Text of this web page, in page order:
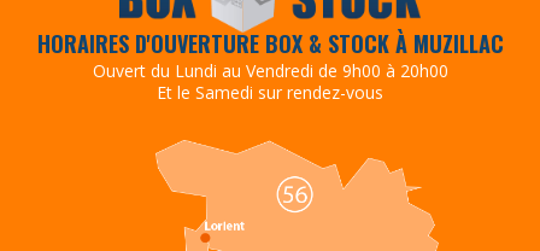
HORAIRES D'OUVERTURE BOX & STOCK À MUZILLAC
Ouvert du Lundi au Vendredi de 9h00 à 20h00
Et le Samedi sur rendez-vous